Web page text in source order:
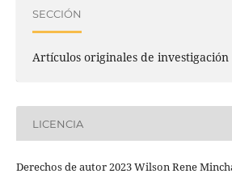
SECCIÓN
Artículos originales de investigación
LICENCIA
Derechos de autor 2023 Wilson Rene